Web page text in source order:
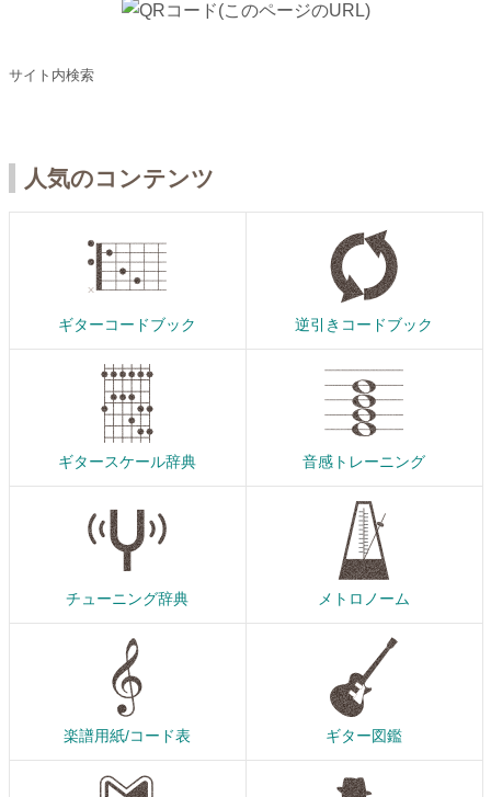
サイト内検索
人気のコンテンツ
ギターコードブック 逆引きコードブック
ギタースケール辞典 音感トレーニング
チューニング辞典 メトロノーム
楽譜用紙/コード表 ギター図鑑